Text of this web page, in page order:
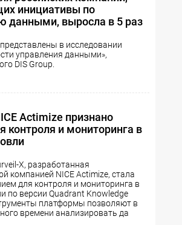
инициативы по
данными, выросла в 5 раз
в исследовании
управления данными»,
DIS Group.
Actimize признано
контроля и мониторинга в
X, разработанная
компанией NICE Actimize, стала
для контроля и мониторинга в
по версии Quadrant Knowledge
платформы позволяют в
времени анализировать да